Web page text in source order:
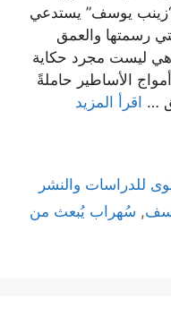
“زينب يوسف” يستدعي
رسمتها والعمق
ليست مجرد حكاية
الأساطير حاملةً
… اقرأ المزيد
للدراسات والنشر
, سُهراب يُبعث من